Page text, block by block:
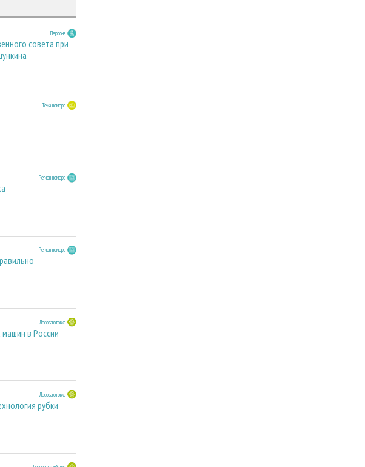
Персона
совета при
Тема номера
Регион номера
Регион номера
Лесозаготовка
в России
Лесозаготовка
рубки